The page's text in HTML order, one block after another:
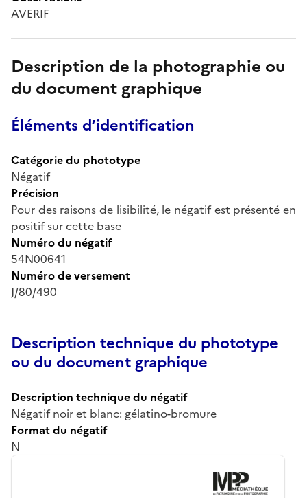
AVERIF
Description de la photographie ou
du document graphique
Éléments d’identification
Catégorie du phototype
Négatif
Précision
Pour des raisons de lisibilité, le négatif est présenté en
positif sur cette base
Numéro du négatif
54N00641
Numéro de versement
J/80/490
Description technique du phototype
ou du document graphique
Description technique du négatif
Négatif noir et blanc: gélatino-bromure
Format du négatif
N